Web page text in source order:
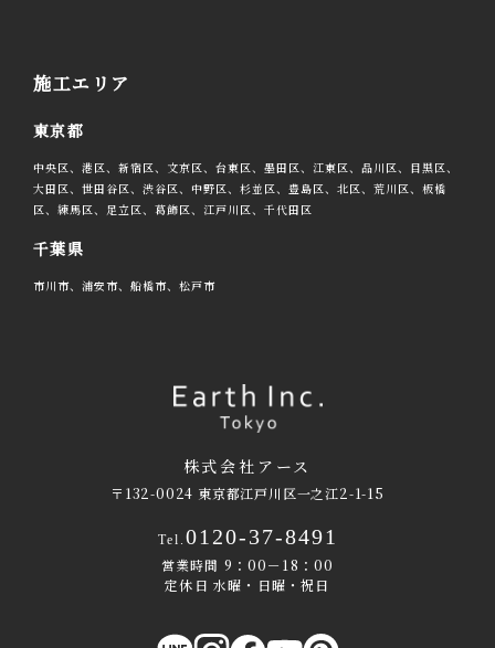
施工エリア
東京都
中央区、港区、新宿区、文京区、台東区、墨田区、江東区、品川区、目黒区、
大田区、世田谷区、渋谷区、中野区、杉並区、豊島区、北区、荒川区、板橋
区、練馬区、足立区、葛飾区、江戸川区、千代田区
千葉県
市川市、浦安市、船橋市、松戸市
株式会社アース
〒132-0024 東京都江戸川区一之江2-1-15
Tel. 0120-37-8491
営業時間 9：00－18：00
定休日 水曜・日曜・祝日